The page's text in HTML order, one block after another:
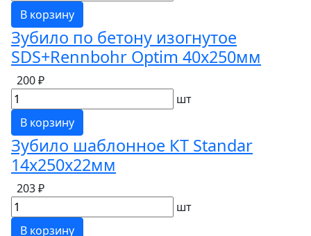
В корзину
Зубило по бетону изогнутое
SDS+Rennbohr Optim 40х250мм
200 ₽
шт
В корзину
Зубило шаблонное КТ Standar
14х250х22мм
203 ₽
шт
В корзину